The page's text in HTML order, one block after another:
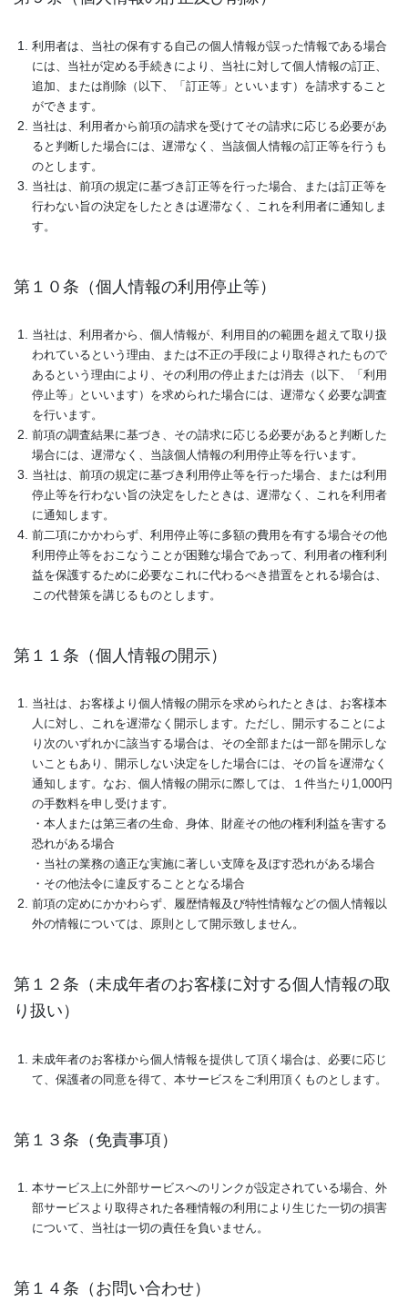
利用者は、当社の保有する自己の個人情報が誤った情報である場合
には、当社が定める手続きにより、当社に対して個人情報の訂正、
追加、または削除（以下、「訂正等」といいます）を請求すること
ができます。
当社は、利用者から前項の請求を受けてその請求に応じる必要があ
ると判断した場合には、遅滞なく、当該個人情報の訂正等を行うも
のとします。
当社は、前項の規定に基づき訂正等を行った場合、または訂正等を
行わない旨の決定をしたときは遅滞なく、これを利用者に通知しま
す。
第１０条（個人情報の利用停止等）
当社は、利用者から、個人情報が、利用目的の範囲を超えて取り扱
われているという理由、または不正の手段により取得されたもので
あるという理由により、その利用の停止または消去（以下、「利用
停止等」といいます）を求められた場合には、遅滞なく必要な調査
を行います。
前項の調査結果に基づき、その請求に応じる必要があると判断した
場合には、遅滞なく、当該個人情報の利用停止等を行います。
当社は、前項の規定に基づき利用停止等を行った場合、または利用
停止等を行わない旨の決定をしたときは、遅滞なく、これを利用者
に通知します。
前二項にかかわらず、利用停止等に多額の費用を有する場合その他
利用停止等をおこなうことが困難な場合であって、利用者の権利利
益を保護するために必要なこれに代わるべき措置をとれる場合は、
この代替策を講じるものとします。
第１１条（個人情報の開示）
当社は、お客様より個人情報の開示を求められたときは、お客様本
人に対し、これを遅滞なく開示します。ただし、開示することによ
り次のいずれかに該当する場合は、その全部または一部を開示しな
いこともあり、開示しない決定をした場合には、その旨を遅滞なく
通知します。なお、個人情報の開示に際しては、１件当たり1,000円
の手数料を申し受けます。
・本人または第三者の生命、身体、財産その他の権利利益を害する
恐れがある場合
・当社の業務の適正な実施に著しい支障を及ぼす恐れがある場合
・その他法令に違反することとなる場合
前項の定めにかかわらず、履歴情報及び特性情報などの個人情報以
外の情報については、原則として開示致しません。
第１２条（未成年者のお客様に対する個人情報の取
り扱い）
未成年者のお客様から個人情報を提供して頂く場合は、必要に応じ
て、保護者の同意を得て、本サービスをご利用頂くものとします。
第１３条（免責事項）
本サービス上に外部サービスへのリンクが設定されている場合、外
部サービスより取得された各種情報の利用により生じた一切の損害
について、当社は一切の責任を負いません。
第１４条（お問い合わせ）